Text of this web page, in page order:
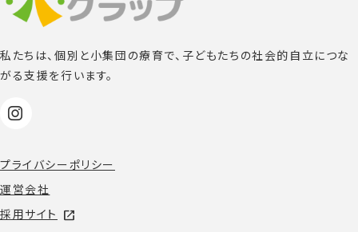
私たちは、個別と小集団の療育で、子どもたちの社会的自立につな
がる支援を行います。
プライバシーポリシー
運営会社
採用サイト open_in_new